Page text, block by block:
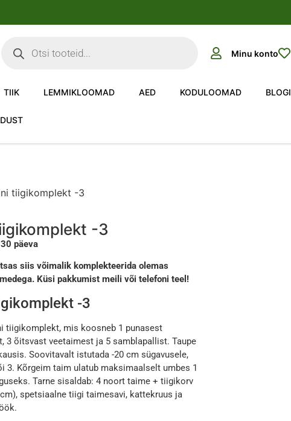
Minu konto
TIIK LEMMIKLOOMAD AED KODULOOMAD BLOGI
tiigikomplekt -3
-3
päeva
siis võimalik komplekteerida olemas
Küsi pakkumist meili või telefoni teel!
-3
tiigikomplekt, mis koosneb 1 punasest
3 õitsvast veetaimest ja 5 samblapallist. Taupe
Soovitavalt istutada -20 cm sügavusele,
3. Kõrgeim taim ulatub maksimaalselt umbes 1
Tarne sisaldab: 4 noort taime + tiigikorv
spetsiaalne tiigi taimesavi, kattekruus ja